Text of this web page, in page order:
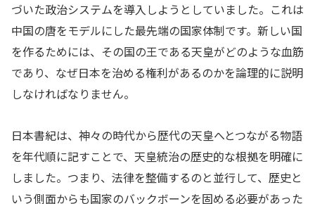
づいた政治システムを導入しようとしていました。これは
中国の唐をモデルにした最先端の国家体制です。新しい国
を作るためには、その国の王である天皇がどのような血筋
であり、なぜ日本を治める権利があるのかを論理的に説明
しなければなりません。
日本書紀は、神々の時代から歴代の天皇へとつながる物語
を年代順に記すことで、天皇統治の歴史的な根拠を明確に
しました。つまり、法律を整備するのと並行して、歴史と
いう側面からも国家のバックボーンを固める必要があった